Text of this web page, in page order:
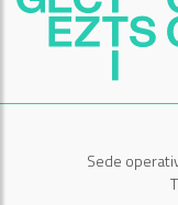
Sede